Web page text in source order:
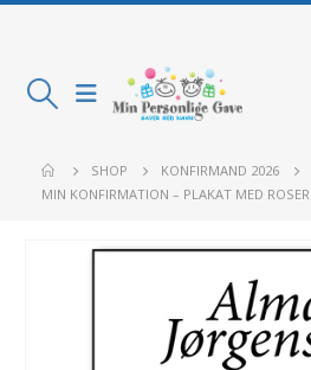
SHOP
KONFIRMAND 2026
MIN KONFIRMATION – PLAKAT MED ROSER